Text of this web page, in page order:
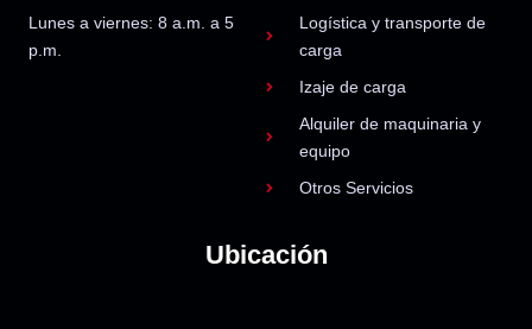
Lunes a viernes: 8 a.m. a 5
p.m.
Logística y transporte de
carga
Izaje de carga
Alquiler de maquinaria y
equipo
Otros Servicios
Ubicación